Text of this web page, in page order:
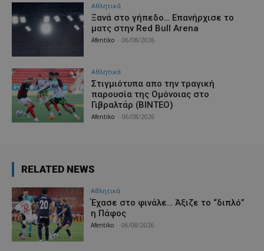
Αθλητικά
Ξανά στο γήπεδο… Επανήρχισε το
ματς στην Red Bull Arena
Afentiko 06/08/2026
Αθλητικά
Στιγμιότυπα απο την τραγική
παρουσία της Ομόνοιας στο
Γιβραλτάρ (ΒΙΝΤΕΟ)
Afentiko 06/08/2026
RELATED NEWS
Αθλητικά
Έχασε στο φινάλε… Άξιζε το “διπλό”
η Πάφος
Afentiko 06/08/2026